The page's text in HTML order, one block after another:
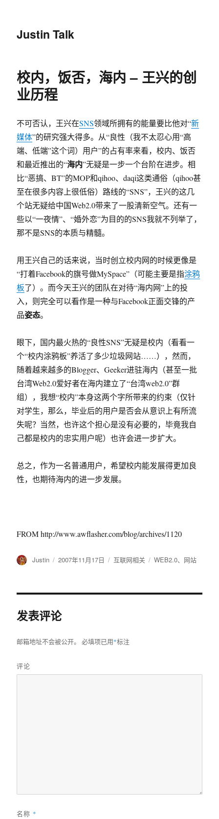
Justin Talk
校内，饭否，海内 – 王兴的创
业历程
不可否认，王兴在SNS领域所拥有的能量要比他对“新
媒体”的研究强大得多。从“良性（我不太忍心用“高
端、低端”这个词）用户”的占有率来看，校内、饭否
和最近推出的“海内”无疑是一步一个台阶在进步。相
比“恶搞、BT”的MOP和qihoo、daqi这类通俗（qihoo甚
至在很多内容上很低俗）路线的“SNS”，王兴的这几
个站无疑给中国Web2.0带来了一股清新空气。还有一
些以“一夜情”、“婚外恋”为目的的SNS我就不列举了，
那不是SNS的本质与精髓。
用王兴自己的话来说，当时创立校内网的时候更像是
“打着Facebook的旗号做MySpace”（可能主要是指涂鸦
板了）。而今天王兴的团队在对待“海内网”上的投
入，则完全可以看作是一种与Facebook正面交锋的产
品姿态。
眼下，国内最火热的“良性SNS”无疑是校内（看看一
个“校内涂鸦板”养活了多少垃圾网站……），然而，
随着越来越多的Blogger、Geeker进驻海内（甚至一批
台湾Web2.0爱好者在海内建立了“台湾web2.0”群
组），我想“校内”本身这两个字所带来的约束（仅针
对学生，那么，毕业后的用户是否会从意识上有所流
失呢？当然，也许这个担心是没有必要的，毕竟我自
己都是校内的忠实用户呢）也许会进一步扩大。
总之，作为一名普通用户，希望校内能发展得更加良
性，也期待海内的进一步发展。
FROM http://www.awflasher.com/blog/archives/1120
作
Justin
发
2007年11月17日
分
互联网相关
标
WEB2.0、 网站
发表评论
邮箱地址不会被公开。 必填项已用*标注
评论
名称 *